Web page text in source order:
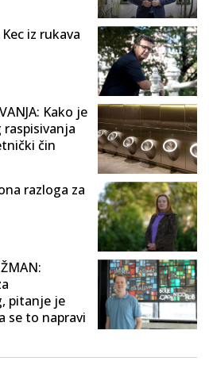
iz rukava
Kako je
čin
razloga za
pitanje je
se to napravi